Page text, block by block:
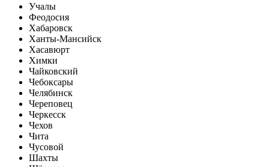
Учалы
Феодосия
Хабаровск
Ханты-Мансийск
Хасавюрт
Химки
Чайковский
Чебоксары
Челябинск
Череповец
Черкесск
Чехов
Чита
Чусовой
Шахты